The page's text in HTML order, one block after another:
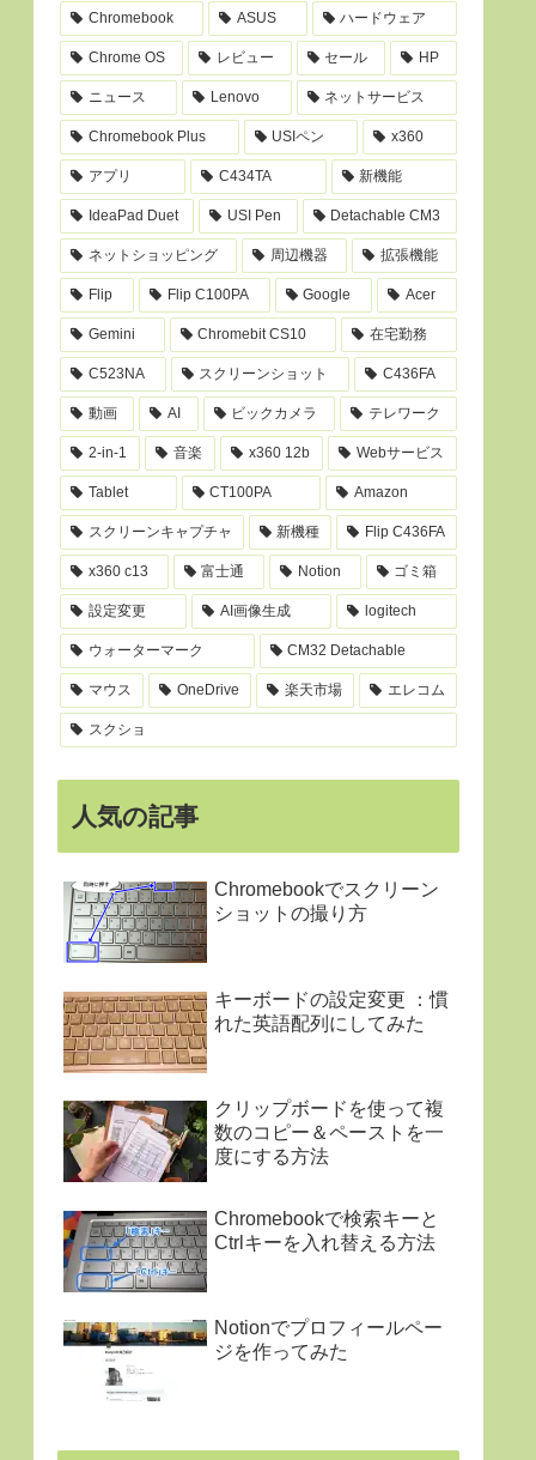
Chromebook ASUS ハードウェア
Chrome OS レビュー セール HP
ニュース Lenovo ネットサービス
Chromebook Plus USIペン x360
アプリ C434TA 新機能
IdeaPad Duet USI Pen Detachable CM3
ネットショッピング 周辺機器 拡張機能
Flip Flip C100PA Google Acer
Gemini Chromebit CS10 在宅勤務
C523NA スクリーンショット C436FA
動画 AI ビックカメラ テレワーク
2-in-1 音楽 x360 12b Webサービス
Tablet CT100PA Amazon
スクリーンキャプチャ 新機種 Flip C436FA
x360 c13 富士通 Notion ゴミ箱
設定変更 AI画像生成 logitech
ウォーターマーク CM32 Detachable
マウス OneDrive 楽天市場 エレコム
スクショ
人気の記事
Chromebookでスクリーン
ショットの撮り方
キーボードの設定変更 ：慣
れた英語配列にしてみた
クリップボードを使って複
数のコピー＆ペーストを一
度にする方法
Chromebookで検索キーと
Ctrlキーを入れ替える方法
Notionでプロフィールペー
ジを作ってみた